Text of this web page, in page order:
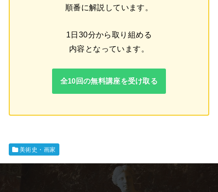
順番に解説しています。
1日30分から取り組める
内容となっています。
全10回の無料講座を受け取る
美術史・画家